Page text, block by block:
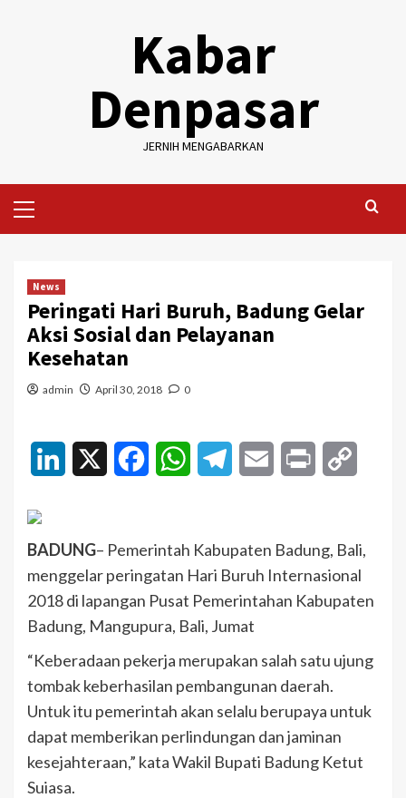
Kabar
Denpasar
JERNIH MENGABARKAN
Menu
News
Peringati Hari Buruh, Badung Gelar
Aksi Sosial dan Pelayanan
Kesehatan
admin April 30, 2018 0
LinkedIn FacebookWhatsAppTelegramEmail Print
BADUNG– Pemerintah Kabupaten Badung, Bali,
menggelar peringatan Hari Buruh Internasional
2018 di lapangan Pusat Pemerintahan Kabupaten
Badung, Mangupura, Bali, Jumat
“Keberadaan pekerja merupakan salah satu ujung
tombak keberhasilan pembangunan daerah.
Untuk itu pemerintah akan selalu berupaya untuk
dapat memberikan perlindungan dan jaminan
kesejahteraan,” kata Wakil Bupati Badung Ketut
Suiasa.